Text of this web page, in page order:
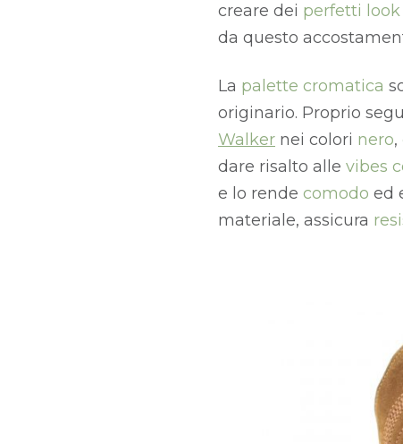
creare dei perfetti look
da questo
La palette cromatica
originario. Proprio
Walker nei colori nero,
dare risalto alle vibes
e lo rende comodo ed
materiale, assicura